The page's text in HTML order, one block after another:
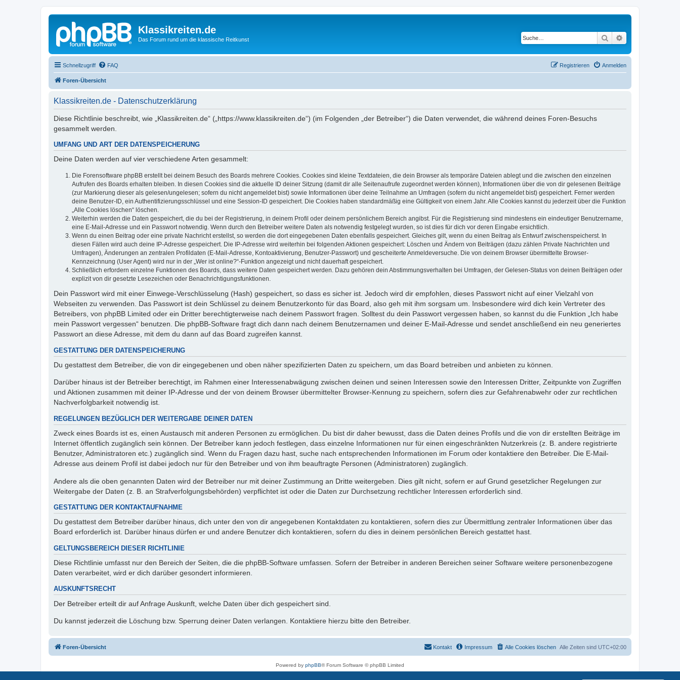
Klassikreiten.de
Das Forum rund um die klassische Reitkunst Suche
Schnellzugriff FAQ Anmelden
Registrieren
Foren-Übersicht
Klassikreiten.de - Datenschutzerklärung
Diese Richtlinie beschreibt, wie „Klassikreiten.de“ („https://www.klassikreiten.de“) (im Folgenden „der Betreiber“) die Daten verwendet, die während deines Foren-Besuchs
gesammelt werden.
UMFANG UND ART DER DATENSPEICHERUNG
Deine Daten werden auf vier verschiedene Arten gesammelt:
Die Forensoftware phpBB erstellt bei deinem Besuch des Boards mehrere Cookies. Cookies sind kleine Textdateien, die dein Browser als temporäre Dateien ablegt und die zwischen den einzelnen
Aufrufen des Boards erhalten bleiben. In diesen Cookies sind die aktuelle ID deiner Sitzung (damit dir alle Seitenaufrufe zugeordnet werden können), Informationen über die von dir gelesenen Beiträge
(zur Markierung dieser als gelesen/ungelesen; sofern du nicht angemeldet bist) sowie Informationen über deine Teilnahme an Umfragen (sofern du nicht angemeldet bist) gespeichert. Ferner werden
deine Benutzer-ID, ein Authentifizierungsschlüssel und eine Session-ID gespeichert. Die Cookies haben standardmäßig eine Gültigkeit von einem Jahr. Alle Cookies kannst du jederzeit über die Funktion
„Alle Cookies löschen“ löschen.
Weiterhin werden die Daten gespeichert, die du bei der Registrierung, in deinem Profil oder deinem persönlichem Bereich angibst. Für die Registrierung sind mindestens ein eindeutiger Benutzername,
eine E-Mail-Adresse und ein Passwort notwendig. Wenn durch den Betreiber weitere Daten als notwendig festgelegt wurden, so ist dies für dich vor deren Eingabe ersichtlich.
Wenn du einen Beitrag oder eine private Nachricht erstellst, so werden die dort eingegebenen Daten ebenfalls gespeichert. Gleiches gilt, wenn du einen Beitrag als Entwurf zwischenspeicherst. In
diesen Fällen wird auch deine IP-Adresse gespeichert. Die IP-Adresse wird weiterhin bei folgenden Aktionen gespeichert: Löschen und Ändern von Beiträgen (dazu zählen Private Nachrichten und
Umfragen), Änderungen an zentralen Profildaten (E-Mail-Adresse, Kontoaktivierung, Benutzer-Passwort) und gescheiterte Anmeldeversuche. Die von deinem Browser übermittelte Browser-
Kennzeichnung (User Agent) wird nur in der „Wer ist online?“-Funktion angezeigt und nicht dauerhaft gespeichert.
Schließlich erfordern einzelne Funktionen des Boards, dass weitere Daten gespeichert werden. Dazu gehören dein Abstimmungsverhalten bei Umfragen, der Gelesen-Status von deinen Beiträgen oder
explizit von dir gesetzte Lesezeichen oder Benachrichtigungsfunktionen.
Dein Passwort wird mit einer Einwege-Verschlüsselung (Hash) gespeichert, so dass es sicher ist. Jedoch wird dir empfohlen, dieses Passwort nicht auf einer Vielzahl von
Webseiten zu verwenden. Das Passwort ist dein Schlüssel zu deinem Benutzerkonto für das Board, also geh mit ihm sorgsam um. Insbesondere wird dich kein Vertreter des
Betreibers, von phpBB Limited oder ein Dritter berechtigterweise nach deinem Passwort fragen. Solltest du dein Passwort vergessen haben, so kannst du die Funktion „Ich habe
mein Passwort vergessen“ benutzen. Die phpBB-Software fragt dich dann nach deinem Benutzernamen und deiner E-Mail-Adresse und sendet anschließend ein neu generiertes
Passwort an diese Adresse, mit dem du dann auf das Board zugreifen kannst.
GESTATTUNG DER DATENSPEICHERUNG
Du gestattest dem Betreiber, die von dir eingegebenen und oben näher spezifizierten Daten zu speichern, um das Board betreiben und anbieten zu können.
Darüber hinaus ist der Betreiber berechtigt, im Rahmen einer Interessenabwägung zwischen deinen und seinen Interessen sowie den Interessen Dritter, Zeitpunkte von Zugriffen
und Aktionen zusammen mit deiner IP-Adresse und der von deinem Browser übermittelter Browser-Kennung zu speichern, sofern dies zur Gefahrenabwehr oder zur rechtlichen
Nachverfolgbarkeit notwendig ist.
REGELUNGEN BEZÜGLICH DER WEITERGABE DEINER DATEN
Zweck eines Boards ist es, einen Austausch mit anderen Personen zu ermöglichen. Du bist dir daher bewusst, dass die Daten deines Profils und die von dir erstellten Beiträge im
Internet öffentlich zugänglich sein können. Der Betreiber kann jedoch festlegen, dass einzelne Informationen nur für einen eingeschränkten Nutzerkreis (z. B. andere registrierte
Benutzer, Administratoren etc.) zugänglich sind. Wenn du Fragen dazu hast, suche nach entsprechenden Informationen im Forum oder kontaktiere den Betreiber. Die E-Mail-
Adresse aus deinem Profil ist dabei jedoch nur für den Betreiber und von ihm beauftragte Personen (Administratoren) zugänglich.
Andere als die oben genannten Daten wird der Betreiber nur mit deiner Zustimmung an Dritte weitergeben. Dies gilt nicht, sofern er auf Grund gesetzlicher Regelungen zur
Weitergabe der Daten (z. B. an Strafverfolgungsbehörden) verpflichtet ist oder die Daten zur Durchsetzung rechtlicher Interessen erforderlich sind.
GESTATTUNG DER KONTAKTAUFNAHME
Du gestattest dem Betreiber darüber hinaus, dich unter den von dir angegebenen Kontaktdaten zu kontaktieren, sofern dies zur Übermittlung zentraler Informationen über das
Board erforderlich ist. Darüber hinaus dürfen er und andere Benutzer dich kontaktieren, sofern du dies in deinem persönlichen Bereich gestattet hast.
GELTUNGSBEREICH DIESER RICHTLINIE
Diese Richtlinie umfasst nur den Bereich der Seiten, die die phpBB-Software umfassen. Sofern der Betreiber in anderen Bereichen seiner Software weitere personenbezogene
Daten verarbeitet, wird er dich darüber gesondert informieren.
AUSKUNFTSRECHT
Der Betreiber erteilt dir auf Anfrage Auskunft, welche Daten über dich gespeichert sind.
Du kannst jederzeit die Löschung bzw. Sperrung deiner Daten verlangen. Kontaktiere hierzu bitte den Betreiber.
Foren-Übersicht Alle Zeiten sind UTC+02:00
Alle Cookies löschen
Impressum
Kontakt
Powered by phpBB® Forum Software © phpBB Limited